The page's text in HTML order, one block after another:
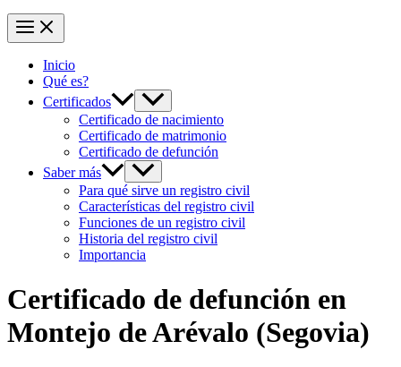
Inicio
Qué es?
Certificados
Certificado de nacimiento
Certificado de matrimonio
Certificado de defunción
Saber más
Para qué sirve un registro civil
Características del registro civil
Funciones de un registro civil
Historia del registro civil
Importancia
Certificado de defunción en
Montejo de Arévalo (Segovia)